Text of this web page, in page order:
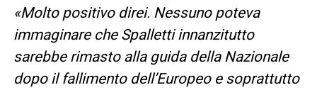
«Molto positivo direi. Nessuno poteva
immaginare che Spalletti innanzitutto
sarebbe rimasto alla guida della Nazionale
dopo il fallimento dell’Europeo e soprattutto